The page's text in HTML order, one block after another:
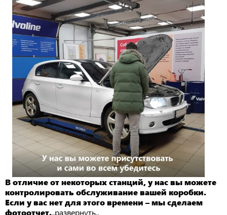
В отличие от некоторых станций, у нас вы можете
контролировать обслуживание вашей коробки.
Если у вас нет для этого времени – мы сделаем
фотоотчет...развернуть..